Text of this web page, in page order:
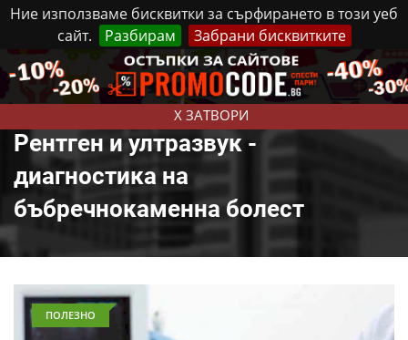
Ние използваме бисквитки за сърфирането в този уеб
сайт.
Разбирам Забрани бисквитките
X ЗАТВОРИ
Събота, 8 Август, 2026 Реклама Контакти
Рентген и ултразвук -
диагностика на
бъбречнокаменна болест
ПОЛЕЗНО